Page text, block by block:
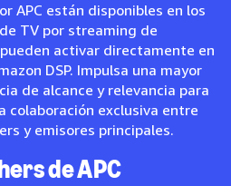
APC están disponibles en los
TV por streaming de
activar directamente en
DSP. Impulsa una mayor
de alcance y relevancia para
colaboración exclusiva entre
y emisores principales.
de APC